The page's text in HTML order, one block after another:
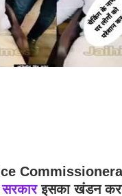
इसका खंडन